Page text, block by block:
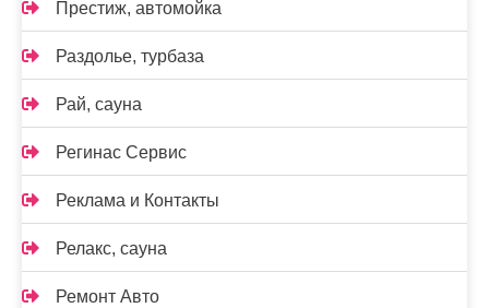
Престиж, автомойка
Раздолье, турбаза
Рай, сауна
Регинас Сервис
Реклама и Контакты
Релакс, сауна
Ремонт Авто